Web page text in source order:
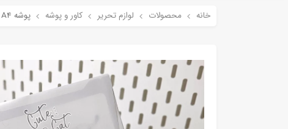
خانه محصولات لوازم تحریر کاور و پوشه پوشه A4 عمودی سری حیوانات